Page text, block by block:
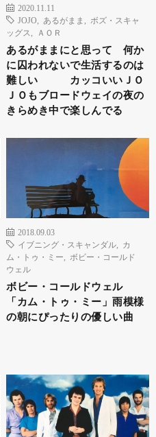
2020.11.11
JOJO
あるがまま
ボズ・スキャ
ッグス
ＡＯＲ
あるがままにと思って 何か
に囚われないで生活するのは
難しい カッコいいＪＯ
ＪＯもブロードウェイの夜の
きらめき中で楽しんでる
2018.09.03
イブニング・スキャンダル
カ
ム・トゥ・ミー
ボビー・コールド
ウェル
ボビー・コールドウェル
「カム・トゥ・ミー」雨模様
の朝にぴったりの優しい曲